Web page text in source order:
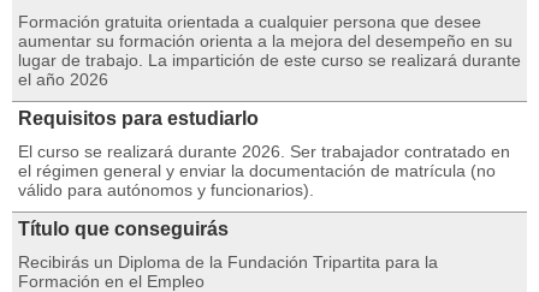
Formación gratuita orientada a cualquier persona que desee
aumentar su formación orienta a la mejora del desempeño en su
lugar de trabajo. La impartición de este curso se realizará durante
el año 2026
Requisitos para estudiarlo
El curso se realizará durante 2026. Ser trabajador contratado en
el régimen general y enviar la documentación de matrícula (no
válido para autónomos y funcionarios).
Título que conseguirás
Recibirás un Diploma de la Fundación Tripartita para la
Formación en el Empleo